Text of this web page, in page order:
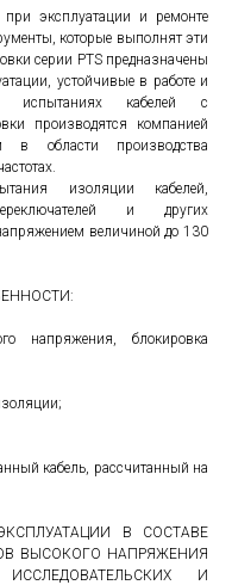
эксплуатации и ремонте
которые выполнят эти
серии PTS предназначены
устойчивые в работе и
испытаниях кабелей с
производятся компанией
области производства
изоляции кабелей,
и других
величиной до 130
напряжения, блокировка
кабель, рассчитанный на
В СОСТАВЕ
ВЫСОКОГО НАПРЯЖЕНИЯ
И